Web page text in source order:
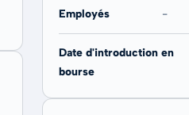
Employés -
Date d'introduction en
bourse